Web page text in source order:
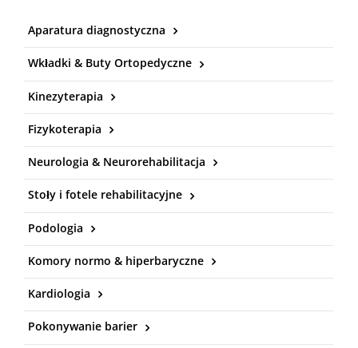
Aparatura diagnostyczna
Wkładki & Buty Ortopedyczne
Kinezyterapia
Fizykoterapia
Neurologia & Neurorehabilitacja
Stoły i fotele rehabilitacyjne
Podologia
Komory normo & hiperbaryczne
Kardiologia
Pokonywanie barier